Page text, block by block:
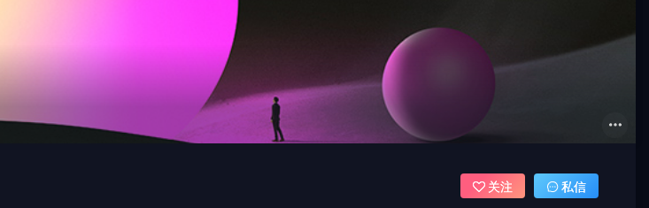
关注 私信